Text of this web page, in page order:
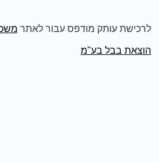
לרכישת עותק מודפס עבור לאתר
הוצאת בבל בע"מ